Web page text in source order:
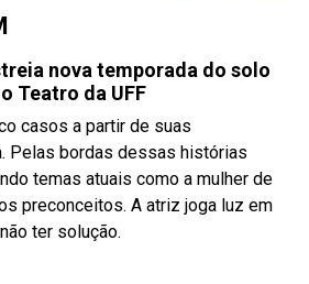
nova temporada do solo
Teatro da UFF
casos a partir de suas
Pelas bordas dessas histórias
temas atuais como a mulher de
preconceitos. A atriz joga luz em
ter solução.